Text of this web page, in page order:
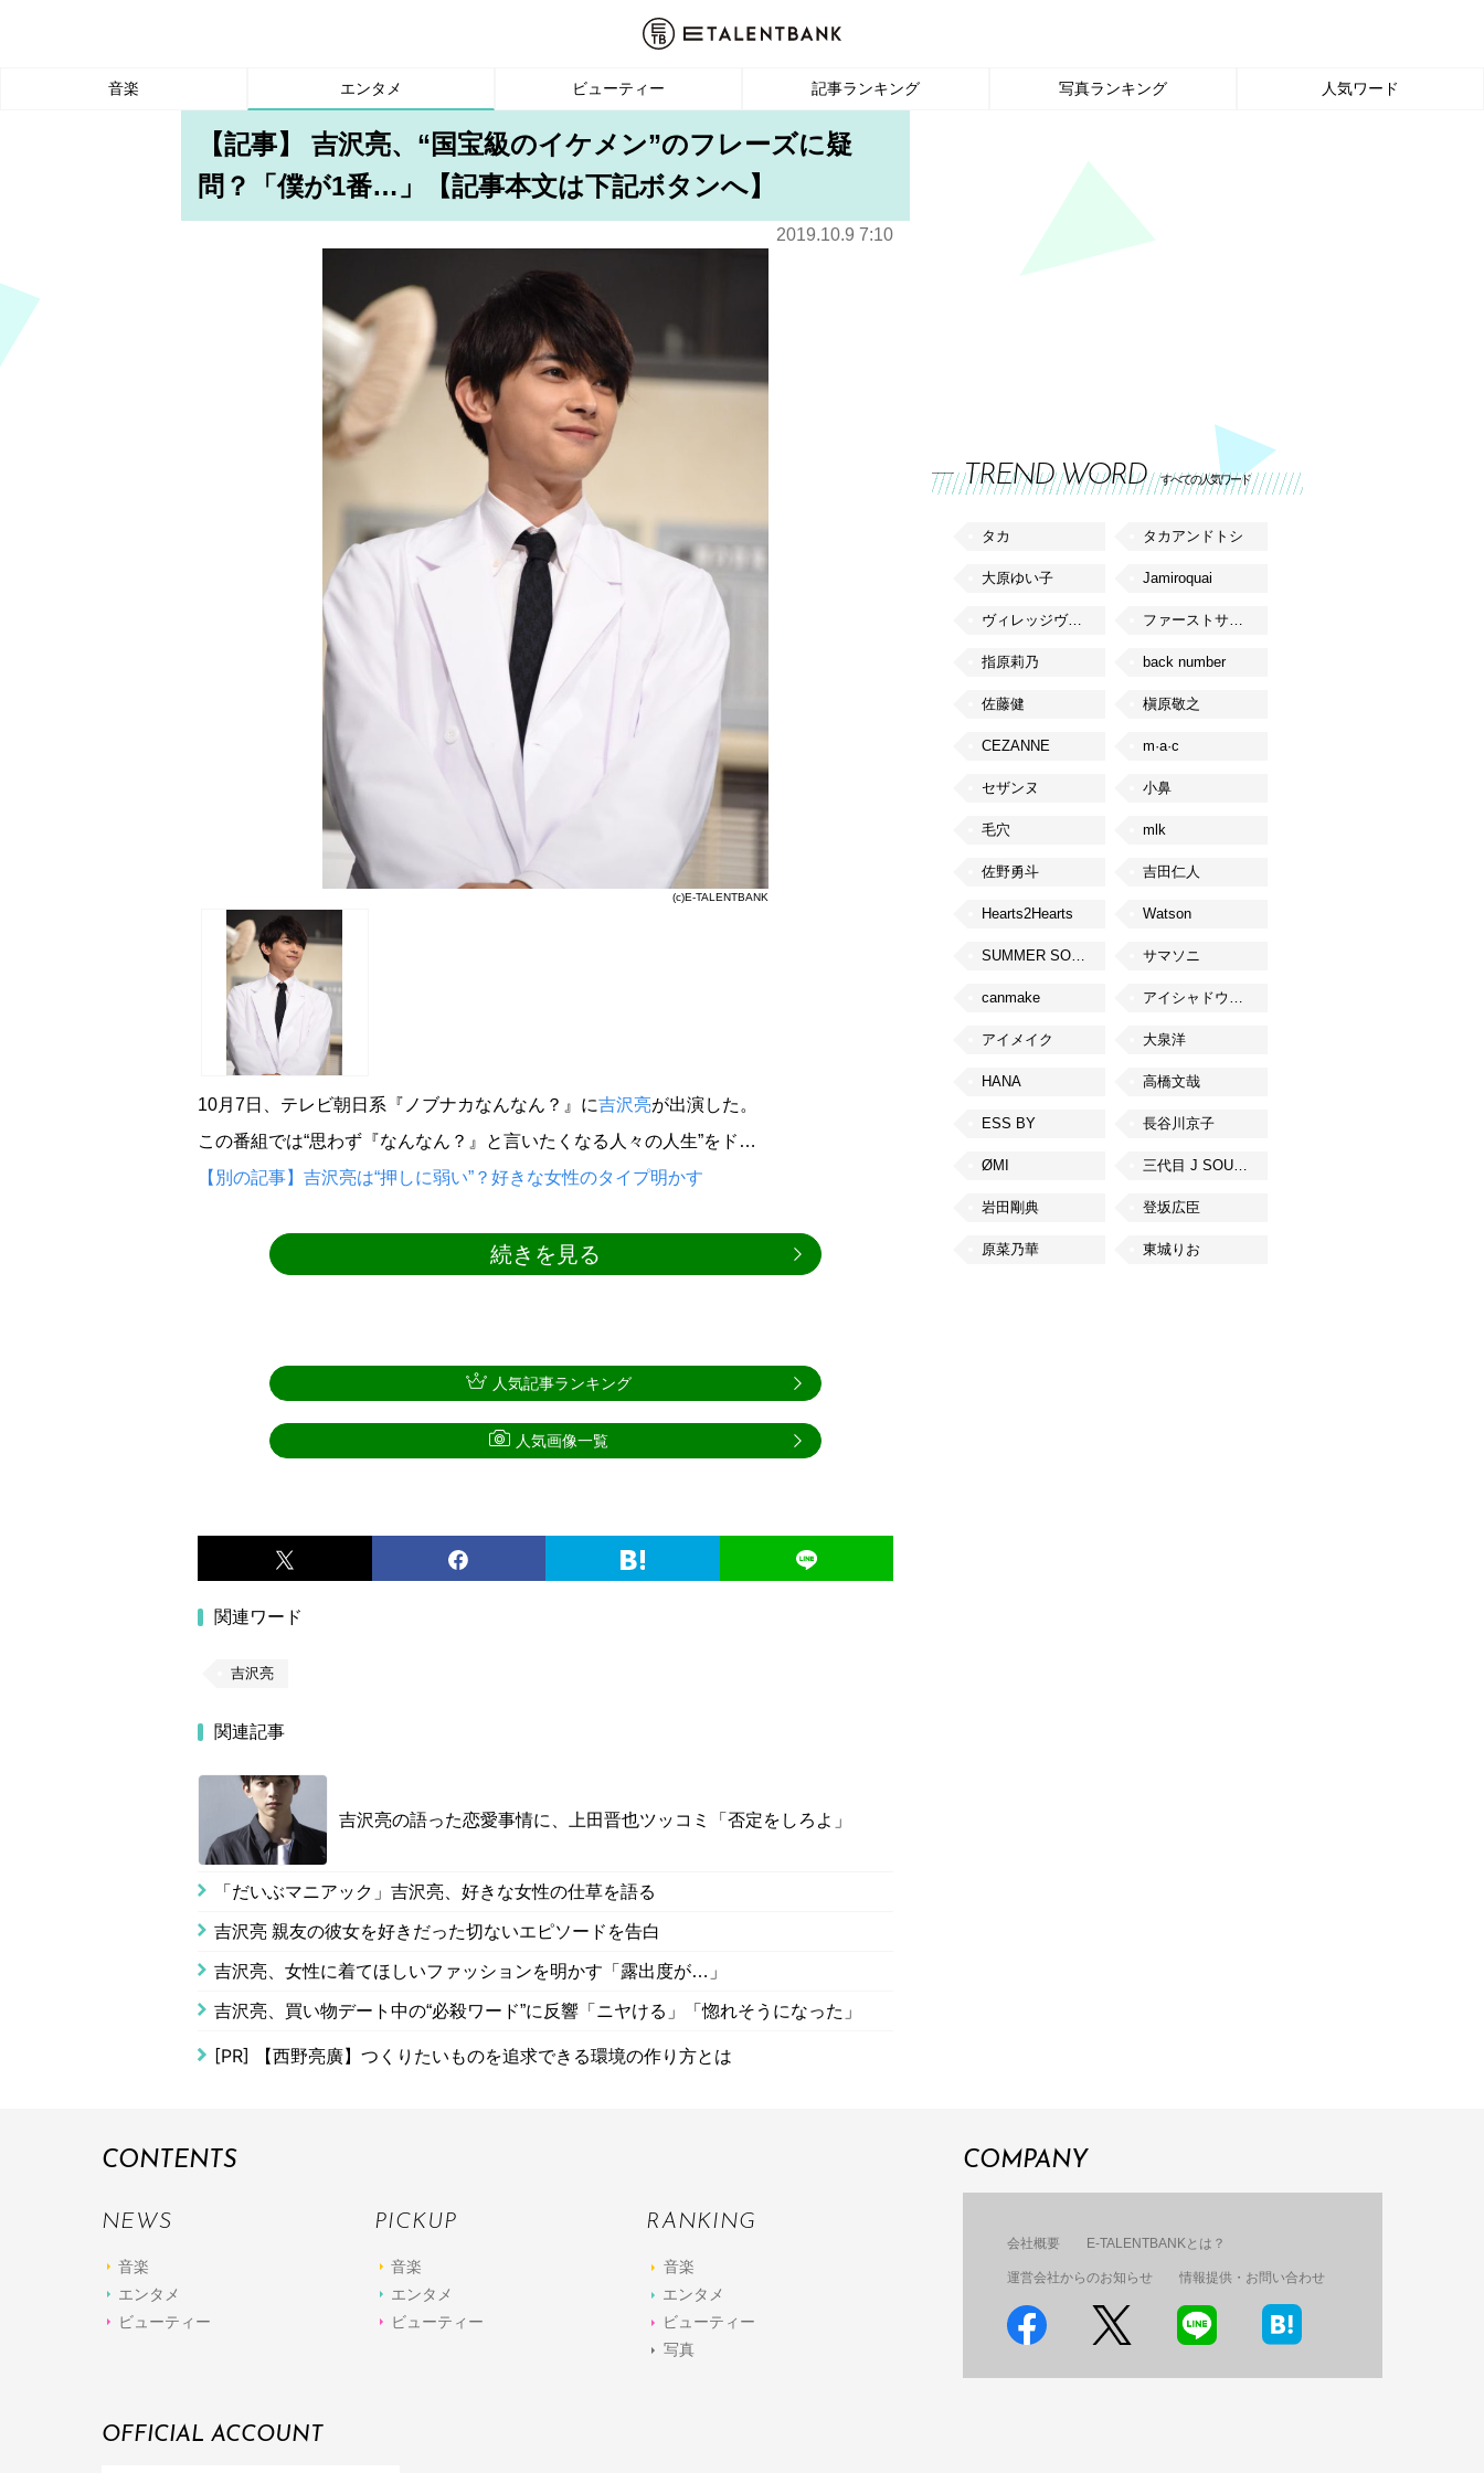
音楽 エンタメ ビューティー 記事ランキング 写真ランキング 人気ワード
【記事】 吉沢亮、“国宝級のイケメン”のフレーズに疑
問？「僕が1番…」【記事本文は下記ボタンへ】
2019.10.9 7:10
(c)E-TALENTBANK
10月7日、テレビ朝日系『ノブナカなんなん？』に吉沢亮が出演した。
この番組では“思わず『なんなん？』と言いたくなる人々の人生”をド…
【別の記事】吉沢亮は“押しに弱い”？好きな女性のタイプ明かす
続きを見る
関連ワード
吉沢亮
関連記事
吉沢亮の語った恋愛事情に、上田晋也ツッコミ「否定をしろよ」
「だいぶマニアック」吉沢亮、好きな女性の仕草を語る
吉沢亮 親友の彼女を好きだった切ないエピソードを告白
吉沢亮、女性に着てほしいファッションを明かす「露出度が…」
吉沢亮、買い物デート中の“必殺ワード”に反響「ニヤける」「惚れそうになった」
[PR] 【西野亮廣】つくりたいものを追求できる環境の作り方とは
人気記事ランキング
人気画像一覧
TREND WORD すべての人気ワード
タカ タカアンドトシ
大原ゆい子 Jamiroquai
ヴィレッジヴァンガード ファーストサマーウイカ
指原莉乃 back number
佐藤健 槇原敬之
CEZANNE m·a·c
セザンヌ 小鼻
毛穴 mlk
佐野勇斗 吉田仁人
Hearts2Hearts Watson
SUMMER SONIC サマソニ
canmake アイシャドウベース
アイメイク 大泉洋
HANA 高橋文哉
ESS BY 長谷川京子
ØMI 三代目 J SOUL BROTHERS from EXILE TRIBE
岩田剛典 登坂広臣
原菜乃華 東城りお
CONTENTS
NEWS
音楽
エンタメ
ビューティー
PICKUP
音楽
エンタメ
ビューティー
RANKING
音楽
エンタメ
ビューティー
写真
COMPANY
会社概要 E-TALENTBANKとは？
運営会社からのお知らせ 情報提供・お問い合わせ
OFFICIAL ACCOUNT